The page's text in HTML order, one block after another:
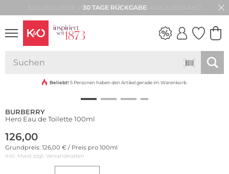
30 TAGE RÜCKGABE
VIBES
Beliebt! 5 Personen haben den Artikel gerade im Warenkorb
BURBERRY
Hero Eau de Toilette 100ml
126,00
Grundpreis: 126,00 € / Preis pro 100ml
inkl. Mwst zzgl. Versandkosten